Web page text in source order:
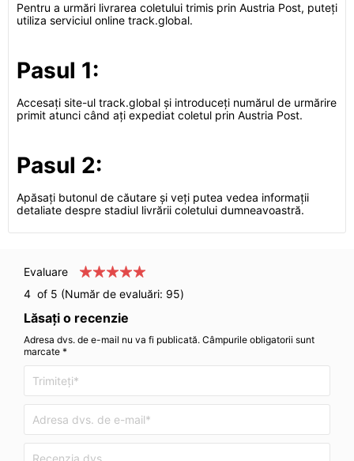
Pentru a urmări livrarea coletului trimis prin Austria Post, puteți
utiliza serviciul online track.global.
Pasul 1:
Accesați site-ul track.global și introduceți numărul de urmărire
primit atunci când ați expediat coletul prin Austria Post.
Pasul 2:
Apăsați butonul de căutare și veți putea vedea informații
detaliate despre stadiul livrării coletului dumneavoastră.
Evaluare
4 of 5 (Număr de evaluări: 95)
Lăsați o recenzie
Adresa dvs. de e-mail nu va fi publicată. Câmpurile obligatorii sunt
marcate *